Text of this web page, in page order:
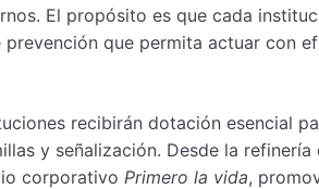
El propósito es que cada
que permita actuar con
recibirán dotación esencial
y señalización. Desde la
corporativo Primero la vida,